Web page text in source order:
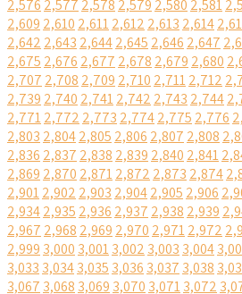
2,576 2,577 2,578 2,579 2,580 2,581
2,609 2,610 2,6112,612 2,613 2,614
2,642 2,643 2,6442,645 2,646 2,647
2,675 2,676 2,677 2,678 2,679 2,680
2,707 2,708 2,709 2,710 2,7112,712
2,739 2,740 2,7412,742 2,743 2,744
2,7712,772 2,773 2,7742,775 2,776
2,803 2,8042,805 2,806 2,807 2,808
2,836 2,837 2,838 2,839 2,840 2,841
2,869 2,870 2,8712,872 2,873 2,874
2,9012,902 2,903 2,9042,905 2,906
2,9342,935 2,936 2,937 2,938 2,939
2,967 2,968 2,969 2,970 2,9712,972
2,999 3,000 3,0013,002 3,003 3,004
3,033 3,0343,035 3,036 3,037 3,038
3,067 3,068 3,069 3,070 3,0713,072